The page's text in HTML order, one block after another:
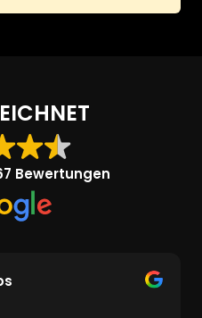
Bewertungen